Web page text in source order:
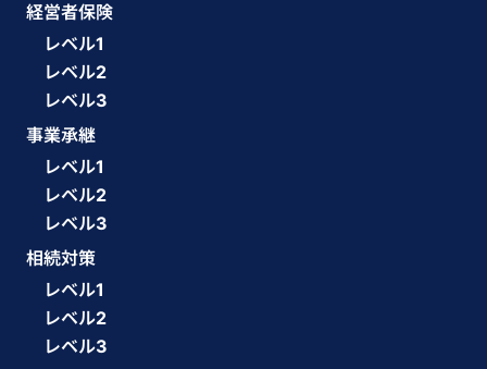
経営者保険
レベル1
レベル2
レベル3
事業承継
レベル1
レベル2
レベル3
相続対策
レベル1
レベル2
レベル3